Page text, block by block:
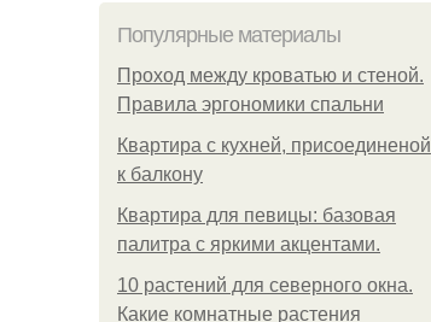
Популярные материалы
Проход между кроватью и стеной.
Правила эргономики спальни
Квартира с кухней, присоединеной
к балкону
Квартира для певицы: базовая
палитра с яркими акцентами.
10 растений для северного окна.
Какие комнатные растения